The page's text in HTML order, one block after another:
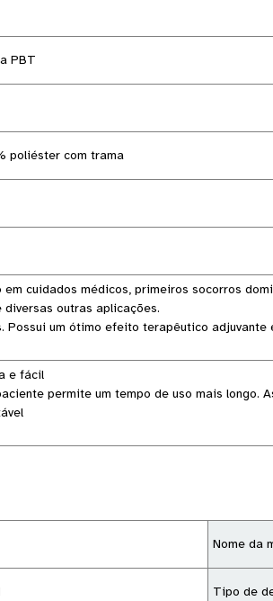
PBT
poliéster com trama
cuidados médicos, primeiros socorros
outras aplicações.
Possui um ótimo efeito terapêutico
e fácil
permite um tempo de uso mais longo.
Nome da
Tipo de